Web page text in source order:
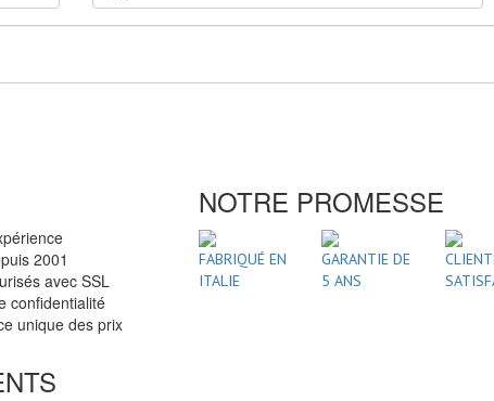
2001
avec SSL
confidentialité
unique des prix
NOTRE PROMESSE
FABRIQUÉ EN
ITALIE
GARANTIE DE
5 ANS